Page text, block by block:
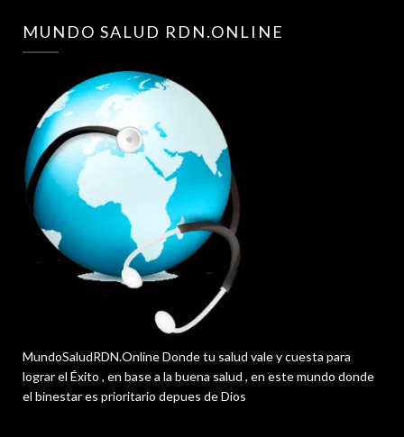
MUNDO SALUD RDN.ONLINE
MundoSaludRDN.Online Donde tu salud vale y cuesta para
lograr el Éxito , en base a la buena salud , en este mundo donde
el binestar es prioritario depues de Dios